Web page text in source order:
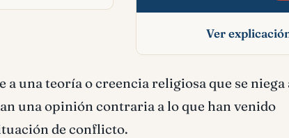
bíblico
Ver
a una teoría o creencia religiosa que se niega
una opinión contraria a lo que han venido
de conflicto.